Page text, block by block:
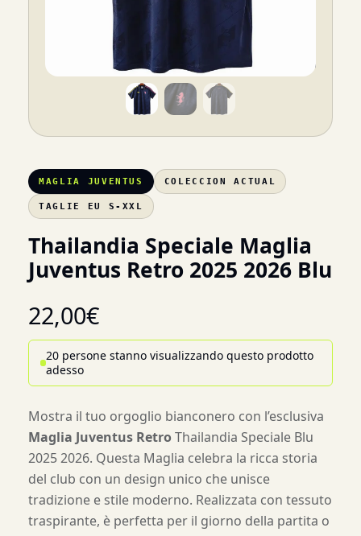
MAGLIA JUVENTUS COLECCION ACTUAL
TAGLIE EU S-XXL
Thailandia Speciale Maglia
Juventus Retro 2025 2026 Blu
22,00€
20 persone stanno visualizzando questo prodotto
adesso
Mostra il tuo orgoglio bianconero con l’esclusiva
Maglia Juventus RetroThailandia Speciale Blu
2025 2026. Questa Maglia celebra la ricca storia
del club con un design unico che unisce
tradizione e stile moderno. Realizzata con tessuto
traspirante, è perfetta per il giorno della partita o